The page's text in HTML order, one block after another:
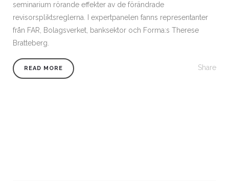
seminarium rörande effekter av de förändrade
revisorspliktsreglerna. I expertpanelen fanns representanter
från FAR, Bolagsverket, banksektor och Forma:s Therese
Bratteberg.
READ MORE Share